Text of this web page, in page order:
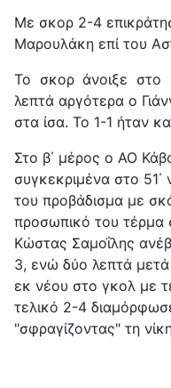
Με σκορ 2-4
Μαρουλάκη επί του
Το σκορ άνοιξε στο
λεπτά αργότερα ο
στα ίσα. Το 1-1 ήταν
Στο β΄ μέρος ο ΑΟ
συγκεκριμένα στο
του προβάδισμα με
προσωπικό του τέρμα
Κώστας Σαμοΐλης
3, ενώ δύο λεπτά
εκ νέου στο γκολ με
τελικό 2-4
"σφραγίζοντας" τη